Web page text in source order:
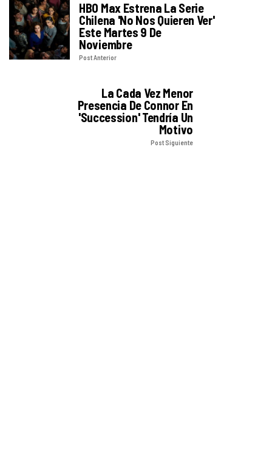
HBO Max Estrena La Serie
Chilena 'No Nos Quieren Ver'
Este Martes 9 De
Noviembre
Post Anterior
La Cada Vez Menor
Presencia De Connor En
'Succession' Tendría Un
Motivo
Post Siguiente